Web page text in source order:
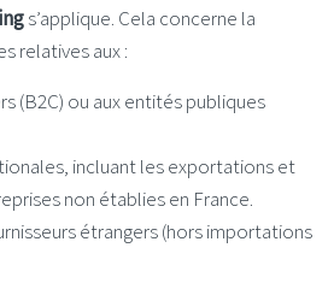
s’applique. Cela concerne la
relatives aux :
(B2C) ou aux entités publiques
incluant les exportations et
non établies en France.
étrangers (hors importations